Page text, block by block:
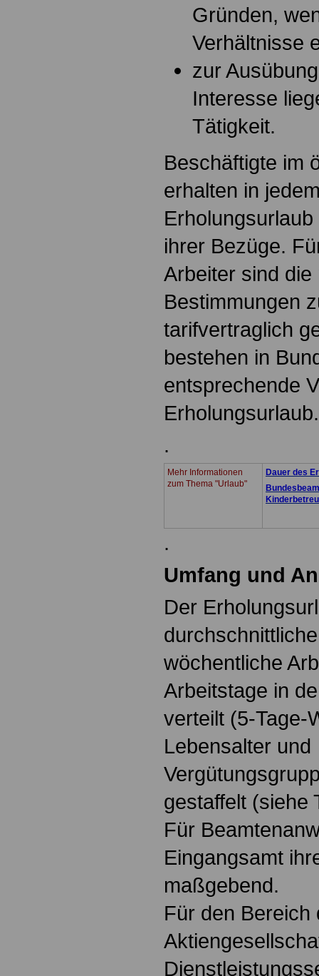
Gründen,
Verhältnisse
zur
Interesse
Tätigkeit.
Beschäftigte im
erhalten in
ihrer Bezüge.
Arbeiter sind die
Bestimmungen
tarifvertraglich
bestehen in
entsprechende
Erholungsurlaub.
.
Mehr Informationen
zum Thema "Urlaub"
Dauer des
.
Umfang und
Der
wöchentliche
Arbeitstage in
verteilt (5-Tage-
Lebensalter und
gestaffelt (siehe
Für
Eingangsamt
maßgebend.
Für den Bereich